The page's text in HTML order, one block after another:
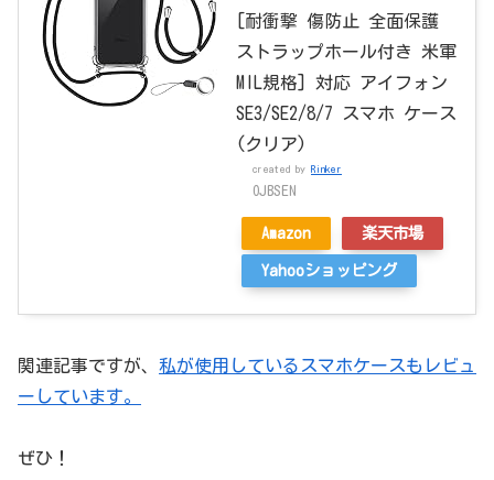
[耐衝撃 傷防止 全面保護
ストラップホール付き 米軍
MIL規格] 対応 アイフォン
SE3/SE2/8/7 スマホ ケース
(クリア)
created by Rinker
OJBSEN
Amazon 楽天市場
Yahooショッピング
関連記事ですが、 私が使用しているスマホケースもレビュ
ーしています。
ぜひ！